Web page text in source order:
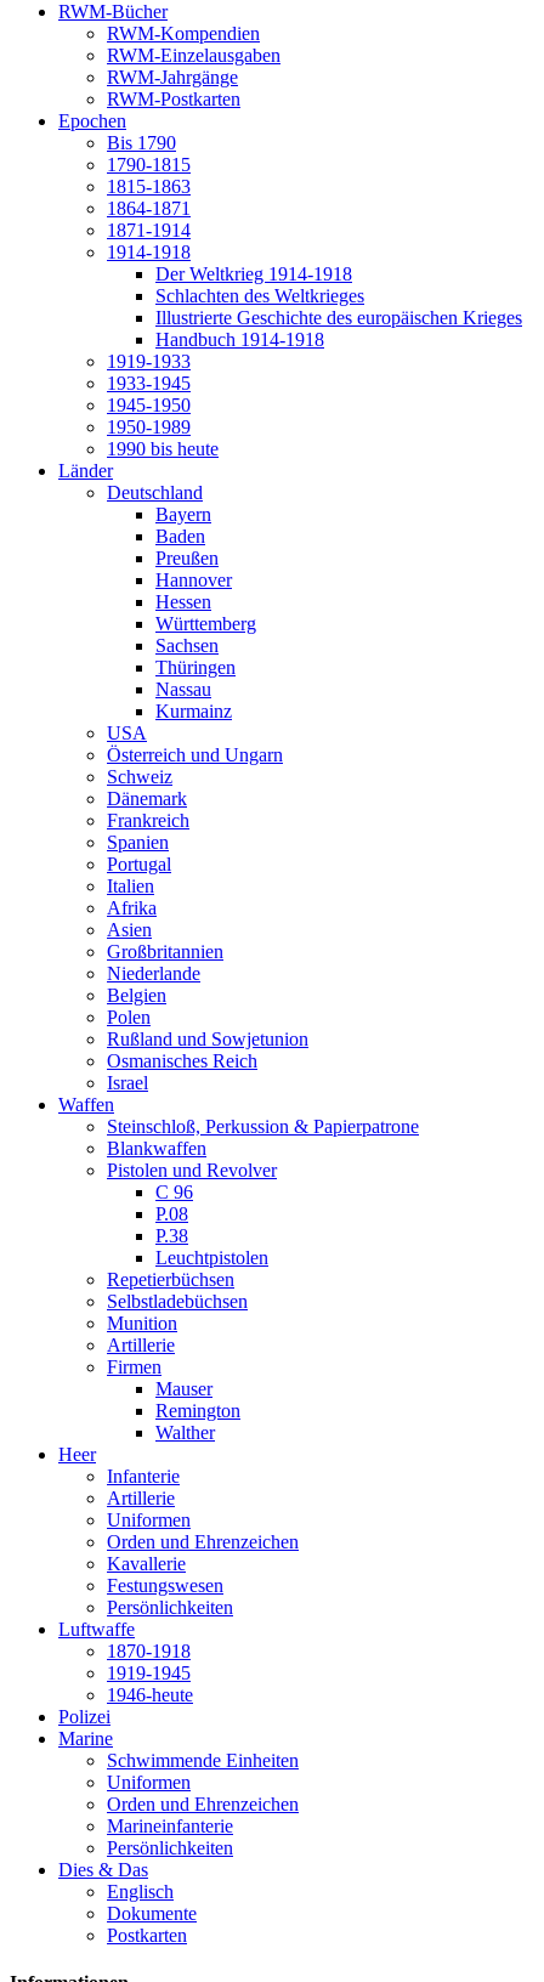
RWM-Bücher
RWM-Kompendien
RWM-Einzelausgaben
RWM-Jahrgänge
RWM-Postkarten
Epochen
Bis 1790
1790-1815
1815-1863
1864-1871
1871-1914
1914-1918
Der Weltkrieg 1914-1918
Schlachten des Weltkrieges
Illustrierte Geschichte des europäischen Krieges
Handbuch 1914-1918
1919-1933
1933-1945
1945-1950
1950-1989
1990 bis heute
Länder
Deutschland
Bayern
Baden
Preußen
Hannover
Hessen
Württemberg
Sachsen
Thüringen
Nassau
Kurmainz
USA
Österreich und Ungarn
Schweiz
Dänemark
Frankreich
Spanien
Portugal
Italien
Afrika
Asien
Großbritannien
Niederlande
Belgien
Polen
Rußland und Sowjetunion
Osmanisches Reich
Israel
Waffen
Steinschloß, Perkussion & Papierpatrone
Blankwaffen
Pistolen und Revolver
C 96
P.08
P.38
Leuchtpistolen
Repetierbüchsen
Selbstladebüchsen
Munition
Artillerie
Firmen
Mauser
Remington
Walther
Heer
Infanterie
Artillerie
Uniformen
Orden und Ehrenzeichen
Kavallerie
Festungswesen
Persönlichkeiten
Luftwaffe
1870-1918
1919-1945
1946-heute
Polizei
Marine
Schwimmende Einheiten
Uniformen
Orden und Ehrenzeichen
Marineinfanterie
Persönlichkeiten
Dies & Das
Englisch
Dokumente
Postkarten